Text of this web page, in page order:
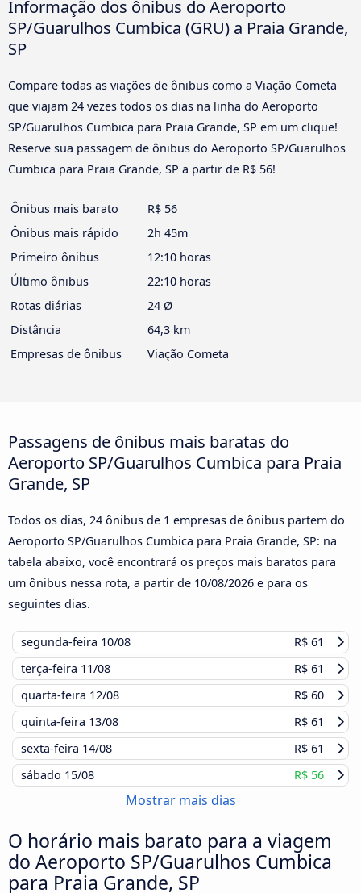
Informação dos ônibus do Aeroporto
SP/Guarulhos Cumbica (GRU) a Praia Grande,
SP
Compare todas as viações de ônibus como a Viação Cometa
que viajam 24 vezes todos os dias na linha do Aeroporto
SP/Guarulhos Cumbica para Praia Grande, SP em um clique!
Reserve sua passagem de ônibus do Aeroporto SP/Guarulhos
Cumbica para Praia Grande, SP a partir de R$ 56!
Ônibus mais barato
R$ 56
Ônibus mais rápido
2h 45m
Primeiro ônibus
12:10 horas
Último ônibus
22:10 horas
Rotas diárias
24 Ø
Distância
64,3 km
Empresas de ônibus
Viação Cometa
Passagens de ônibus mais baratas do
Aeroporto SP/Guarulhos Cumbica para Praia
Grande, SP
Todos os dias, 24 ônibus de 1 empresas de ônibus partem do
Aeroporto SP/Guarulhos Cumbica para Praia Grande, SP: na
tabela abaixo, você encontrará os preços mais baratos para
um ônibus nessa rota, a partir de 10/08/2026 e para os
seguintes dias.
segunda-feira 10/08
R$ 61
terça-feira 11/08
R$ 61
quarta-feira 12/08
R$ 60
quinta-feira 13/08
R$ 61
sexta-feira 14/08
R$ 61
sábado 15/08 R$ 56
Mostrar mais dias
O horário mais barato para a viagem
do Aeroporto SP/Guarulhos Cumbica
para Praia Grande, SP